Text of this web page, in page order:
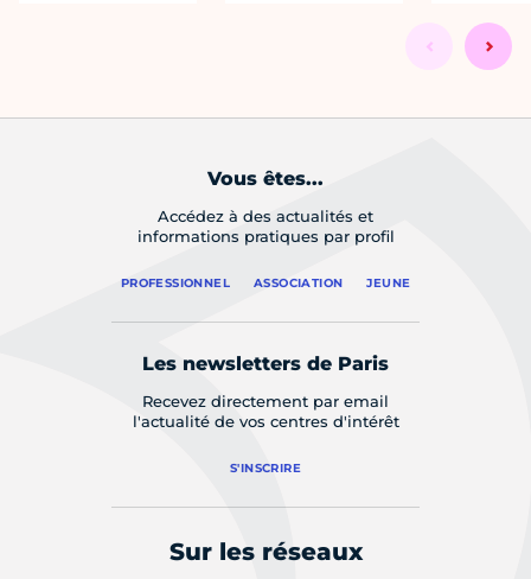
Vous êtes...
Accédez à des actualités et
informations pratiques par profil
PROFESSIONNEL ASSOCIATION JEUNE
Les newsletters de Paris
Recevez directement par email
l'actualité de vos centres d'intérêt
S'INSCRIRE
Sur les réseaux